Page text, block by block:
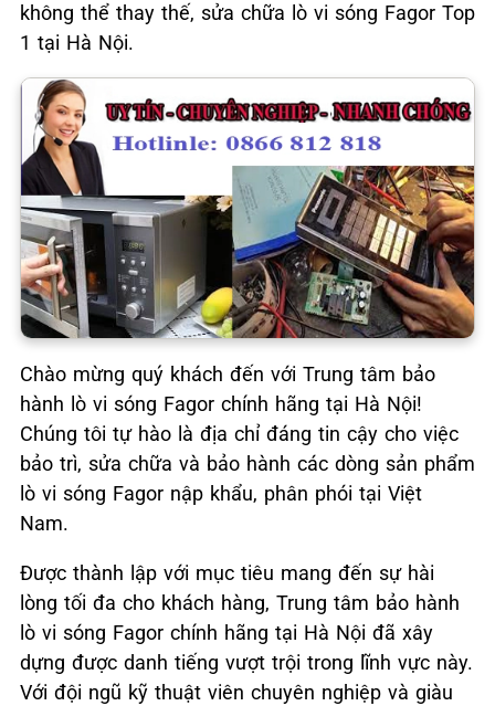
không thể thay thế, sửa chữa lò vi sóng Fagor Top
1 tại Hà Nội.
Chào mừng quý khách đến với Trung tâm bảo
hành lò vi sóng Fagor chính hãng tại Hà Nội!
Chúng tôi tự hào là địa chỉ đáng tin cậy cho việc
bảo trì, sửa chữa và bảo hành các dòng sản phẩm
lò vi sóng Fagor nập khẩu, phân phói tại Việt
Nam.
Được thành lập với mục tiêu mang đến sự hài
lòng tối đa cho khách hàng, Trung tâm bảo hành
lò vi sóng Fagor chính hãng tại Hà Nội đã xây
dựng được danh tiếng vượt trội trong lĩnh vực này.
Với đội ngũ kỹ thuật viên chuyên nghiệp và giàu